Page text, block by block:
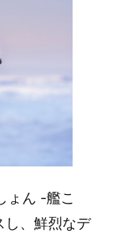
ょん -艦こ
し、鮮烈なデ